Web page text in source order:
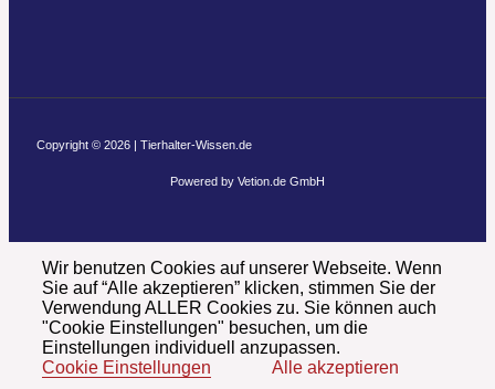
Copyright © 2026 | Tierhalter-Wissen.de
Powered by Vetion.de GmbH
Wir benutzen Cookies auf unserer Webseite. Wenn
Sie auf “Alle akzeptieren” klicken, stimmen Sie der
Verwendung ALLER Cookies zu. Sie können auch
"Cookie Einstellungen" besuchen, um die
Einstellungen individuell anzupassen.
Cookie Einstellungen
Alle akzeptieren